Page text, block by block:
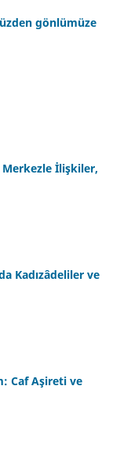
gönlümüze
Merkezle İlişkiler,
Kadızâdeliler ve
Caf Aşireti ve